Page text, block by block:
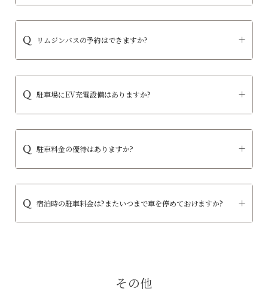
リムジンバスの予約はできますか?
駐車場にEV充電設備はありますか?
駐車料金の優待はありますか?
宿泊時の駐車料金は?またいつまで車を停めておけますか?
その他